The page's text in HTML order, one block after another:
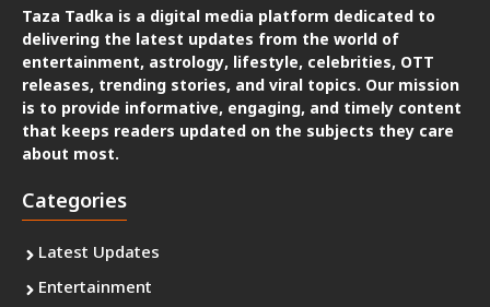
Taza Tadka is a digital media platform dedicated to
delivering the latest updates from the world of
entertainment, astrology, lifestyle, celebrities, OTT
releases, trending stories, and viral topics. Our mission
is to provide informative, engaging, and timely content
that keeps readers updated on the subjects they care
about most.
Categories
Latest Updates
Entertainment